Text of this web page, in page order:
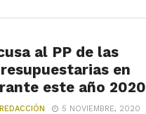
al PP de las
en
este año 2020
5 NOVIEMBRE, 2020